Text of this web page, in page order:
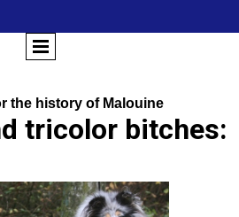
the history of Malouine
tricolor bitches: